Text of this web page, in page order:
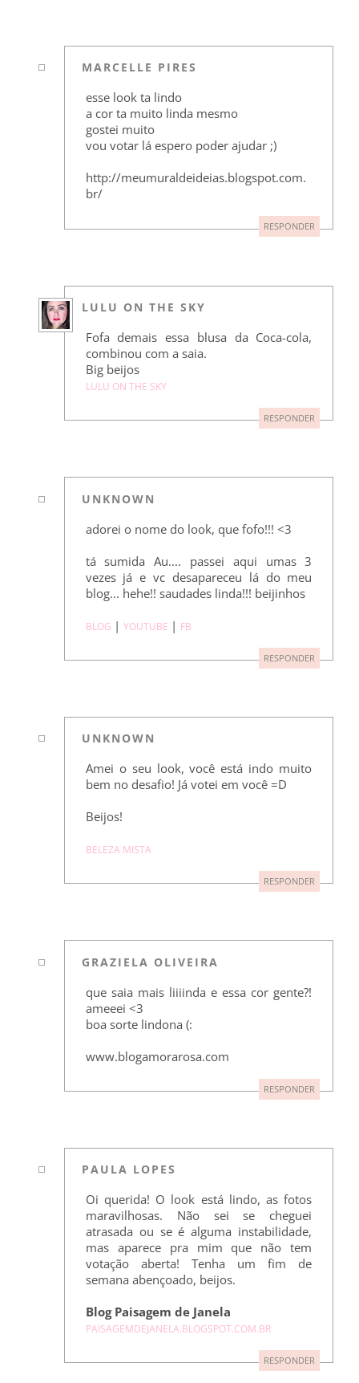
MARCELLE PIRES
esse look ta lindo
a cor ta muito linda mesmo
gostei muito
vou votar lá espero poder ajudar ;)
http://meumuraldeideias.blogspot.com.
br/
RESPONDER
LULU ON THE SKY
Fofa demais essa blusa da Coca-cola,
combinou com a saia.
Big beijos
LULU ON THE SKY
RESPONDER
UNKNOWN
adorei o nome do look, que fofo!!! <3
tá sumida Au.... passei aqui umas 3
vezes já e vc desapareceu lá do meu
blog... hehe!! saudades linda!!! beijinhos
BLOG | YOUTUBE | FB
RESPONDER
UNKNOWN
Amei o seu look, você está indo muito
bem no desafio! Já votei em você =D
Beijos!
BELEZA MISTA
RESPONDER
GRAZIELA OLIVEIRA
que saia mais liiiinda e essa cor gente?!
ameeei <3
boa sorte lindona (:
www.blogamorarosa.com
RESPONDER
PAULA LOPES
Oi querida! O look está lindo, as fotos
maravilhosas. Não sei se cheguei
atrasada ou se é alguma instabilidade,
mas aparece pra mim que não tem
votação aberta! Tenha um fim de
semana abençoado, beijos.
Blog Paisagem de Janela
PAISAGEMDEJANELA.BLOGSPOT.COM.BR
RESPONDER